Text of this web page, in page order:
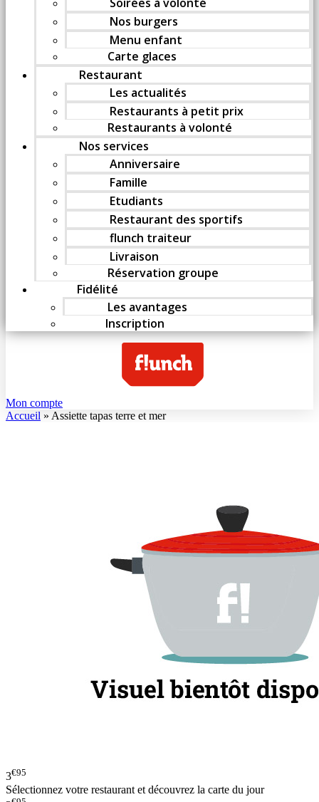
Nos burgers
Menu enfant
Carte glaces
Restaurant
Les actualités
Restaurants à petit prix
Restaurants à volonté
Nos services
Anniversaire
Famille
Etudiants
Restaurant des sportifs
flunch traiteur
Livraison
Réservation groupe
Fidélité
Les avantages
Inscription
Mon compte
Accueil » Assiette tapas terre et mer
3€95
Sélectionnez votre restaurant et découvrez la carte du jour